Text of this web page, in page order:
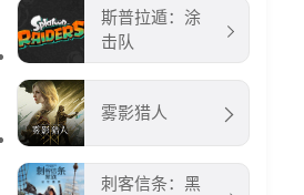
斯普拉遁：涂
击队
雾影猎人
刺客信条：黑